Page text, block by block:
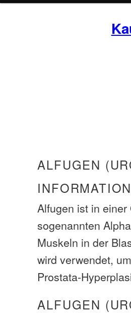
ALFUGEN
Alfugen ist in
sogenannten
Muskeln in der
wird verwendet,
Prostata-
ALFUGEN